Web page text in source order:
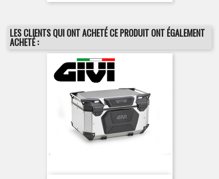
LES CLIENTS QUI ONT ACHETÉ CE PRODUIT ONT ÉGALEMENT
ACHETÉ :